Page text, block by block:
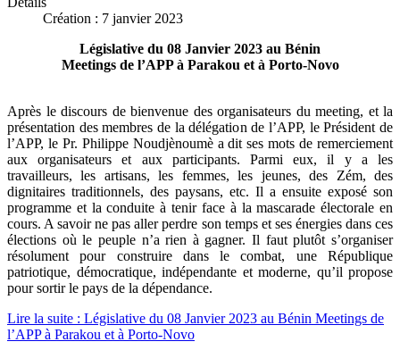
Création : 7 janvier 2023
Législative du 08 Janvier 2023 au Bénin
Meetings de l’APP à Parakou et à Porto-Novo
Après le discours de bienvenue des organisateurs du meeting, et la
présentation des membres de la délégation de l’APP, le Président de
l’APP, le Pr. Philippe Noudjènoumè a dit ses mots de remerciement
aux organisateurs et aux participants. Parmi eux, il y a les
travailleurs, les artisans, les femmes, les jeunes, des Zém, des
dignitaires traditionnels, des paysans, etc. Il a ensuite exposé son
programme et la conduite à tenir face à la mascarade électorale en
cours. A savoir ne pas aller perdre son temps et ses énergies dans ces
élections où le peuple n’a rien à gagner. Il faut plutôt s’organiser
résolument pour construire dans le combat, une République
patriotique, démocratique, indépendante et moderne, qu’il propose
pour sortir le pays de la dépendance.
Lire la suite : Législative du 08 Janvier 2023 au Bénin Meetings de
l’APP à Parakou et à Porto-Novo